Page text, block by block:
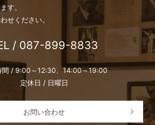
す。
せください。
/ 087-899-8833
間 / 9:00～12:30、14:00～19:00
定休日 / 日曜日
お問い合わせ